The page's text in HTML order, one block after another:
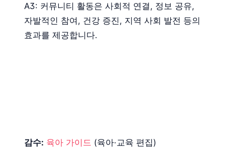
A3: 커뮤니티 활동은 사회적 연결, 정보 공유,
자발적인 참여, 건강 증진, 지역 사회 발전 등의
효과를 제공합니다.
감수: 육아 가이드 (육아·교육 편집)